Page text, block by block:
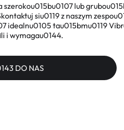
lub
siu0119 z naszym
idealnu0105 tau015bmu0119
i wymagau0144.
DO NAS